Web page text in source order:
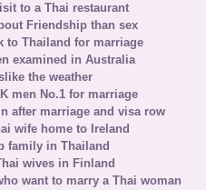
to a Thai restaurant
Friendship than sex
to Thailand for marriage
examined in Australia
the weather
men No.1 for marriage
after marriage and visa row
wife home to Ireland
family in Thailand
wives in Finland
want to marry a Thai woman